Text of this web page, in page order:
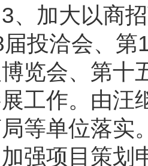
加大以商招
投洽会、第
览会、第十
工作。由汪
等单位落实
项目策划申